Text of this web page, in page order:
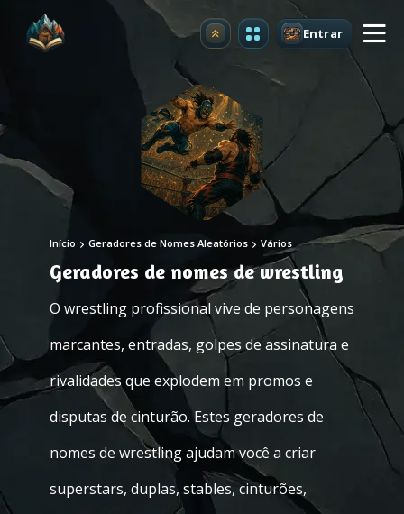
Atualizar Entrar
Início Geradores de Nomes Aleatórios Vários
Geradores de nomes de wrestling
O wrestling profissional vive de personagens
marcantes, entradas, golpes de assinatura e
rivalidades que explodem em promos e
disputas de cinturão. Estes geradores de
nomes de wrestling ajudam você a criar
superstars, duplas, stables, cinturões,